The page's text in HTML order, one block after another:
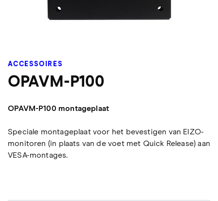
ACCESSOIRES
OPAVM-P100
OPAVM-P100 montageplaat
Speciale montageplaat voor het bevestigen van EIZO-
monitoren (in plaats van de voet met Quick Release) aan
VESA-montages.